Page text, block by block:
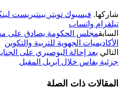
شاركها. فيسبوك تويتر بينتيريست
تيلقرام واتساب
السابقمجلس الحكومة يصادق على
الأكاديميات الجهوية للتربية والتكوين
التالي بعد إحالة البوصيري على
جزئية بفاس خلال ابريل المقبل
المقالات ذات الصلة